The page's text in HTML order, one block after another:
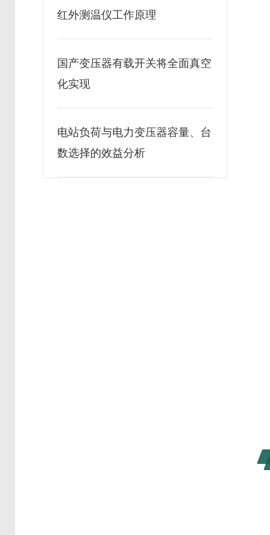
红外测温仪工作原理
国产变压器有载开关将全面真空
化实现
电站负荷与电力变压器容量、台
数选择的效益分析